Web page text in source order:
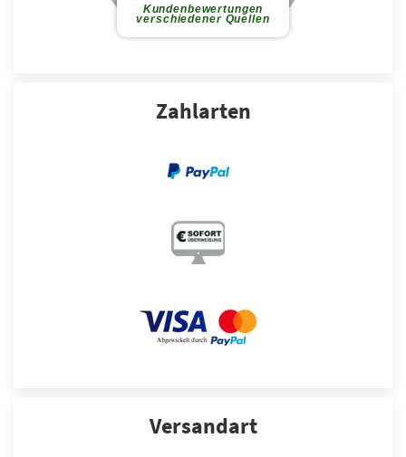
Zahlarten
Versandart